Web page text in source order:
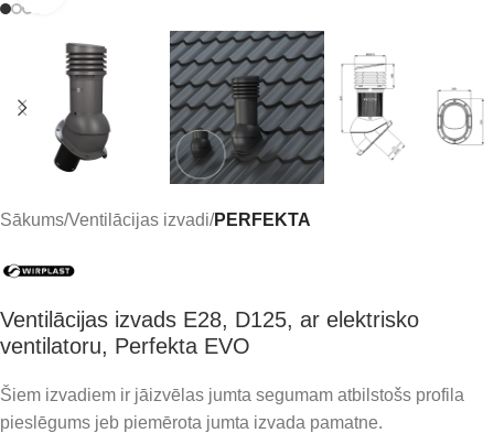
Sākums Ventilācijas izvadi PERFEKTA
Ventilācijas izvads E28, D125, ar elektrisko
ventilatoru, Perfekta EVO
Šiem izvadiem ir jāizvēlas jumta segumam atbilstošs profila
pieslēgums jeb piemērota jumta izvada pamatne.